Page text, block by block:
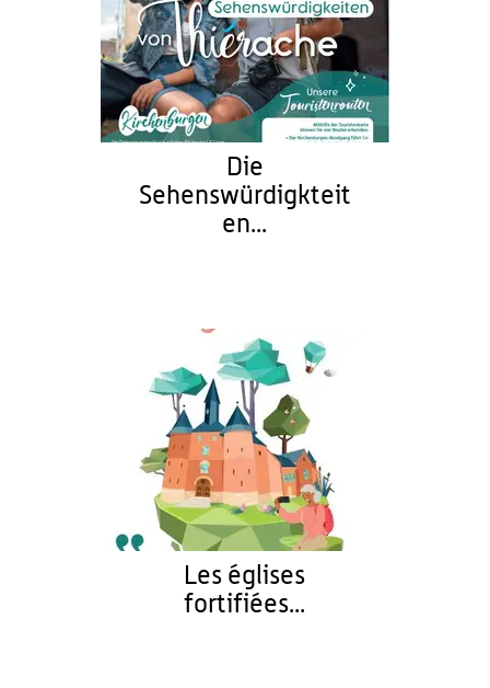
Die
Sehenswürdigkteit
en...
Les églises
fortifiées...